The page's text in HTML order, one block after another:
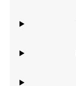
Thaïlande
Cambodge
Birmanie